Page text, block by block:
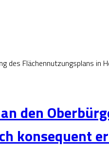
des Flächennutzungsplans in
den
konsequent